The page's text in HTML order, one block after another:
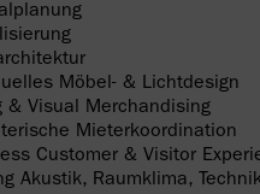
Möbel- & Lichtdesign
& Visual Merchandising
Mieterkoordination
Customer & Visitor
Akustik, Raumklima,